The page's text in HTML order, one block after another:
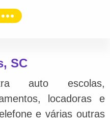
SC
auto escolas,
locadoras e
e várias outras